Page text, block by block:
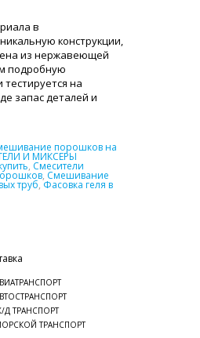
в
конструкции,
из нержавеющей
подробную
на
запас деталей и
порошков на
И МИКСЕРЫ
, Смесители
, Смешивание
труб,Фасовка геля в
Д ТРАНСПОРТ
ТРАНСПОРТ